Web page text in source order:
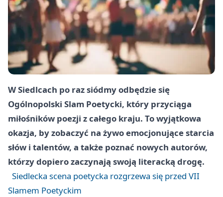
W Siedlcach po raz siódmy odbędzie się
Ogólnopolski Slam Poetycki, który przyciąga
miłośników poezji z całego kraju. To wyjątkowa
okazja, by zobaczyć na żywo emocjonujące starcia
słów i talentów, a także poznać nowych autorów,
którzy dopiero zaczynają swoją literacką drogę.
Siedlecka scena poetycka rozgrzewa się przed VII
Slamem Poetyckim